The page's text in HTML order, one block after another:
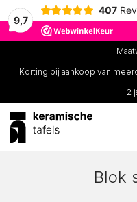
9,7
407
Korting bij aankoop van
2
Blok